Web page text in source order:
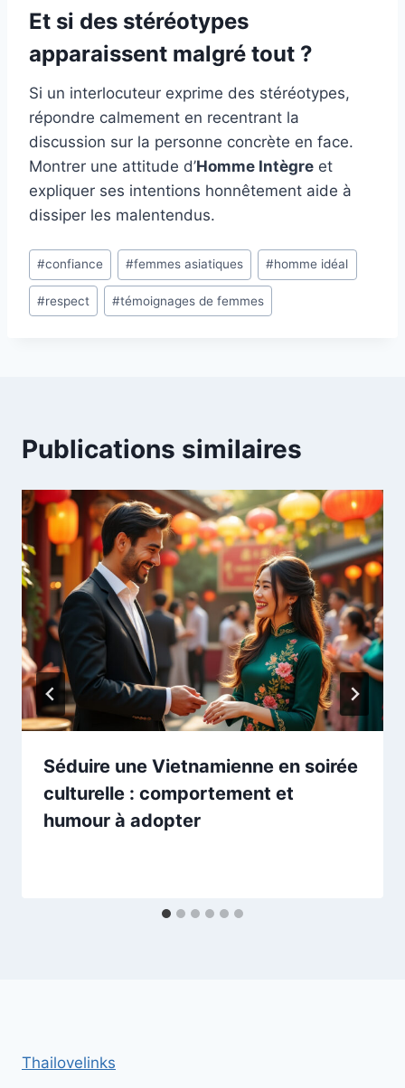
Et si des stéréotypes
apparaissent malgré tout ?
Si un interlocuteur exprime des stéréotypes,
répondre calmement en recentrant la
discussion sur la personne concrète en face.
Montrer une attitude d’Homme Intègre et
expliquer ses intentions honnêtement aide à
dissiper les malentendus.
Étiquettes
de
la
#confiance #femmes asiatiques #homme idéal
#respect #témoignages de femmes
Publications similaires
Séduire une Vietnamienne en soirée
culturelle : comportement et
humour à adopter
Thailovelinks